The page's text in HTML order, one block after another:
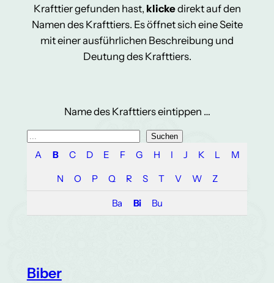
Krafttier gefunden hast, klickedirekt auf den
Namen des Krafttiers. Es öffnet sich eine Seite
mit einer ausführlichen Beschreibung und
Deutung des Krafttiers.
Name des Krafttiers eintippen …
S
n
Suchen
A B C D E F G H I J K L M
N O P Q R S T V W Z
Ba Bi Bu
Biber